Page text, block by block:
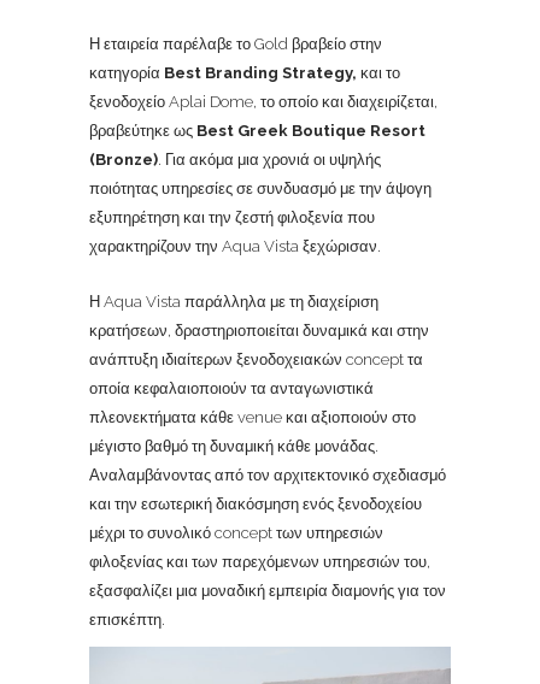
Η εταιρεία παρέλαβε το Gold βραβείο στην
κατηγορία Best Branding Strategy, και το
ξενοδοχείο Aplai Dome, το οποίο και διαχειρίζεται,
βραβεύτηκε ως Best Greek Boutique Resort
(Bronze). Για ακόμα μια χρονιά οι υψηλής
ποιότητας υπηρεσίες σε συνδυασμό με την άψογη
εξυπηρέτηση και την ζεστή φιλοξενία που
χαρακτηρίζουν την Aqua Vista ξεχώρισαν.
Η Aqua Vista παράλληλα με τη διαχείριση
κρατήσεων, δραστηριοποιείται δυναμικά και στην
ανάπτυξη ιδιαίτερων ξενοδοχειακών concept τα
οποία κεφαλαιοποιούν τα ανταγωνιστικά
πλεονεκτήματα κάθε venue και αξιοποιούν στο
μέγιστο βαθμό τη δυναμική κάθε μονάδας.
Αναλαμβάνοντας από τον αρχιτεκτονικό σχεδιασμό
και την εσωτερική διακόσμηση ενός ξενοδοχείου
μέχρι το συνολικό concept των υπηρεσιών
φιλοξενίας και των παρεχόμενων υπηρεσιών του,
εξασφαλίζει μια μοναδική εμπειρία διαμονής για τον
επισκέπτη.